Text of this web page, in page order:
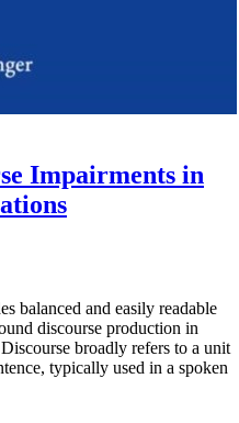
Impairments in
balanced and easily readable
discourse production in
broadly refers to a unit
typically used in a spoken